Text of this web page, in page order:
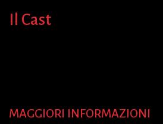
Il Cast
MAGGIORI INFORMAZIONI